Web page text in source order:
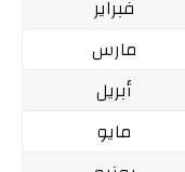
فبراير
مارس
أبريل
مايو